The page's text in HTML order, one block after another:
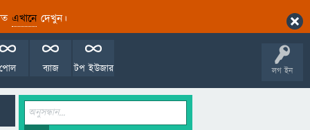
এখানেদেখুন।
লগ ইন
টপ ইউজার
ব্যাজ
পোল